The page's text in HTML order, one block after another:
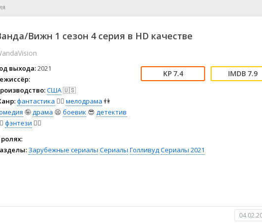
🕺 Мюзикл
👨‍💼 Новости
👨‍💻 Реальное тв
🎤 Ток-шоу
😱 Ужасы
🧙‍♀️ Фантастика
🤠 Фильм-нуар
🧝‍♂️ Фэнтези
🏅 Церемония
Вижн 1 сезон 4 серия в HD качестве
выхода:2021
США🇺🇸
фантастика 🧙‍♀️ мелодрама 👫
🤪драма 😫 боевик 😎 детектив
фэнтези 🧝‍♂️
7.4 7.9
ролях:
Зарубежные сериалы Сериалы ГолливудСериалы 2021